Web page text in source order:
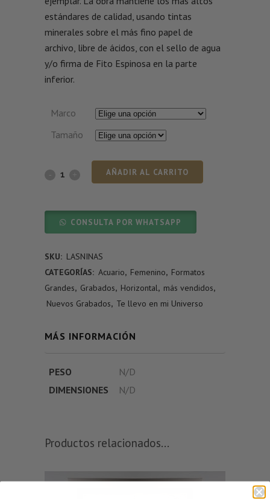
estándares de calidad, usando tintas
minerales sobre el más fino papel de
archivo, libre de ácidos, con el sello de agua
y/o firma de Fito Espinosa en la parte
inferior.
Marco
Tamaño
AÑADIR AL CARRITO
CONSULTA POR WHATSAPP
SKU: LASNINAS
CATEGORÍAS: Acuario, Femenino, Formatos
Grandes, Grabados, Horizontal, más vendidos,
Nuevos Grabados, Te llevo en mi Universo
MÁS INFORMACIÓN
PESO
N/D
DIMENSIONES
N/D
Productos relacionados...